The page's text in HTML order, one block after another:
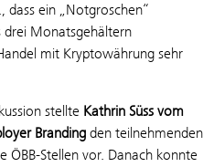
ein „Notgroschen“
drei Monatsgehältern
mit Kryptowährung sehr
stellte Kathrin Süss vom
Branding den teilnehmenden
ÖBB-Stellen vor. Danach konnte